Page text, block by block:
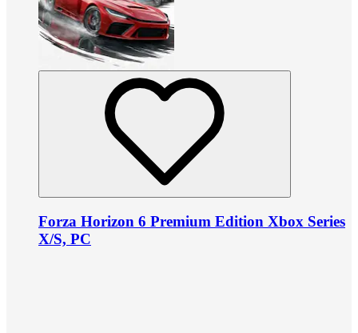
Forza Horizon 6 Premium Edition Xbox Series
X/S, PC